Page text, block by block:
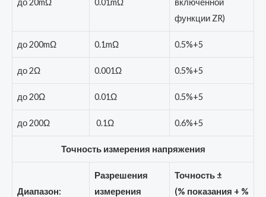
функции ZR)
до 200mΩ 0.1mΩ 0.5%+5
до 2Ω 0.001Ω 0.5%+5
до 20Ω 0.01Ω 0.5%+5
до 200Ω 0.1Ω 0.6%+5
Точность измерения напряжения
Диапазон:
Разрешения
измерения
Точность ±
(% показания + %